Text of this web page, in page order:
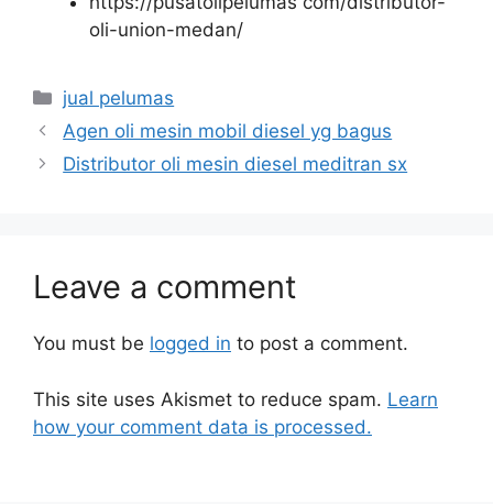
oli-union-medan/
jual pelumas
Agen oli mesin mobil diesel yg bagus
Distributor oli mesin diesel meditran sx
Leave a comment
You must be logged in to post a comment.
This site uses Akismet to reduce spam. Learn
how your comment data is processed.